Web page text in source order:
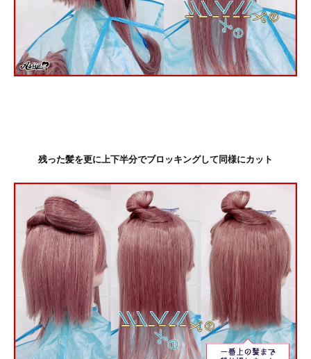
残った髪を更に上下半分でブロッキングして同様にカット